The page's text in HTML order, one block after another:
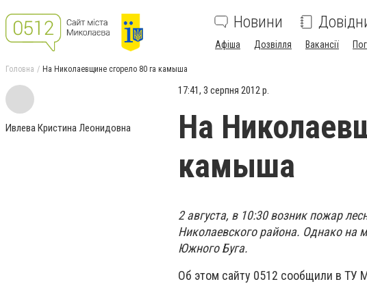
Новини
Афіша Дозвілля Вакансії
Головна На Николаевщине сгорело 80 га камыша
Ивлева Кристина Леонидовна
17:41, 3 серпня 2012 р.
На
камыша
2 августа, в 10:30 возник пожар
Николаевского района. Однако на
Южного Буга.
Об этом сайту 0512 сообщили в ТУ